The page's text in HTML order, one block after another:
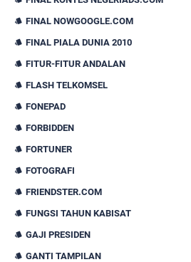
FINAL NOWGOOGLE.COM
FINAL PIALA DUNIA 2010
FITUR-FITUR ANDALAN
FLASH TELKOMSEL
FONEPAD
FORBIDDEN
FORTUNER
FOTOGRAFI
FRIENDSTER.COM
FUNGSI TAHUN KABISAT
GAJI PRESIDEN
GANTI TAMPILAN